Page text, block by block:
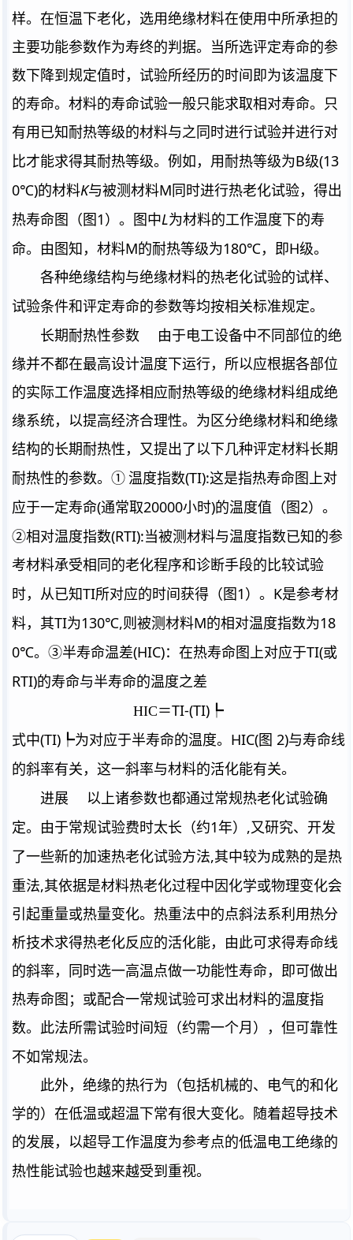
样。在恒温下老化，选用绝缘材料在使用中所承担的
主要功能参数作为寿终的判据。当所选评定寿命的参
数下降到规定值时，试验所经历的时间即为该温度下
的寿命。材料的寿命试验一般只能求取相对寿命。只
有用已知耐热等级的材料与之同时进行试验并进行对
比才能求得其耐热等级。例如，用耐热等级为B级(13
0℃)的材料K与被测材料M 同时进行热老化试验，得出
热寿命图（图 1 ）。图中L为材料的工作温度下的寿
命。由图知，材料M的耐热等级为180℃，即H级。
各种绝缘结构与绝缘材料的热老化试验的试样、
试验条件和评定寿命的参数等均按相关标准规定。
长期耐热性参数
由于电工设备中不同部位的绝
缘并不都在最高设计温度下运行，所以应根据各部位
的实际工作温度选择相应耐热等级的绝缘材料组成绝
缘系统，以提高经济合理性。为区分绝缘材料和绝缘
结构的长期耐热性，又提出了以下几种评定材料长期
耐热性的参数。① 温度指数(TI):这是指热寿命图上对
应于一定寿命(通常取20000小时)的温度值（图2）。
②相对温度指数(RTI):当被测材料与温度指数已知的参
考材料承受相同的老化程序和诊断手段的比较试验
时，从已知TI所对应的时间获得（图 1 ）。 K是参考材
料，其TI为130℃,则被测材料M的相对温度指数为18
0℃。③半寿命温差(HIC)：在热寿命图上对应于TI(或
RTI)的寿命与半寿命的温度之差
HIC＝TI-(TI) ┡
式中(TI) ┡为对应于半寿命的温度。 HIC(图 2)与寿命线
的斜率有关，这一斜率与材料的活化能有关。
进展
以上诸参数也都通过常规热老化试验确
定。由于常规试验费时太长（约1年） ,又研究、开发
了一些新的加速热老化试验方法,其中较为成熟的是热
重法,其依据是材料热老化过程中因化学或物理变化会
引起重量或热量变化。热重法中的点斜法系利用热分
析技术求得热老化反应的活化能，由此可求得寿命线
的斜率，同时选一高温点做一功能性寿命，即可做出
热寿命图；或配合一常规试验可求出材料的温度指
数。此法所需试验时间短（约需一个月），但可靠性
不如常规法。
此外，绝缘的热行为（包括机械的、电气的和化
学的）在低温或超温下常有很大变化。随着超导技术
的发展，以超导工作温度为参考点的低温电工绝缘的
热性能试验也越来越受到重视。